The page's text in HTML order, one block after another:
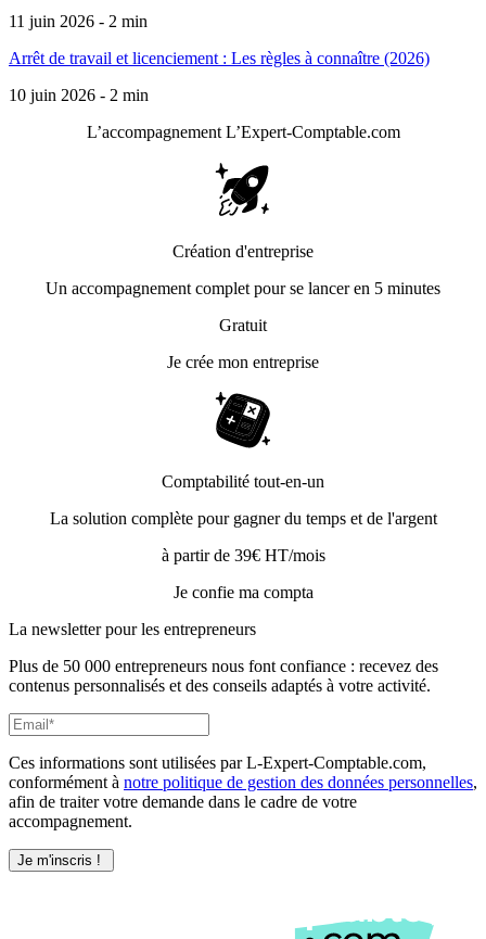
11 juin 2026 - 2 min
Arrêt de travail et licenciement : Les règles à connaître (2026)
10 juin 2026 - 2 min
L’accompagnement L’Expert-Comptable.com
Création d'entreprise
Un accompagnement complet pour se lancer en 5 minutes
Gratuit
Je crée mon entreprise
Comptabilité tout-en-un
La solution complète pour gagner du temps et de l'argent
à partir de 39€ HT/mois
Je confie ma compta
La newsletter pour les entrepreneurs
Plus de 50 000 entrepreneurs nous font confiance : recevez des
contenus personnalisés et des conseils adaptés à votre activité.
Ces informations sont utilisées par L-Expert-Comptable.com,
conformément à notre politique de gestion des données personnelles,
afin de traiter votre demande dans le cadre de votre
accompagnement.